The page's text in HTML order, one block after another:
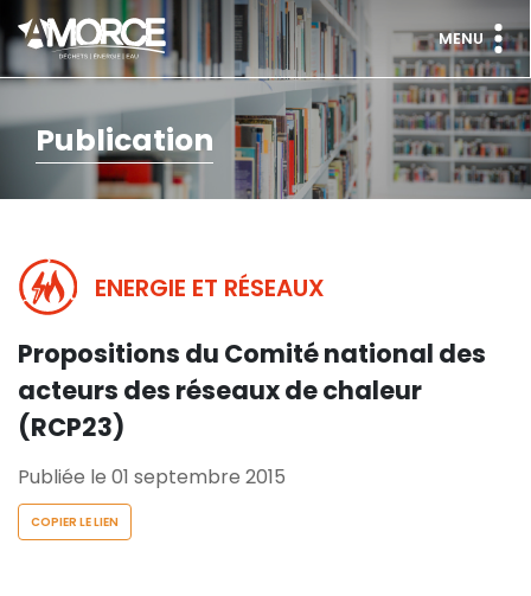
MENU
Publication
ENERGIE ET RÉSEAUX
Propositions du Comité national des
acteurs des réseaux de chaleur
(RCP23)
Publiée le 01 septembre 2015
COPIER LE LIEN